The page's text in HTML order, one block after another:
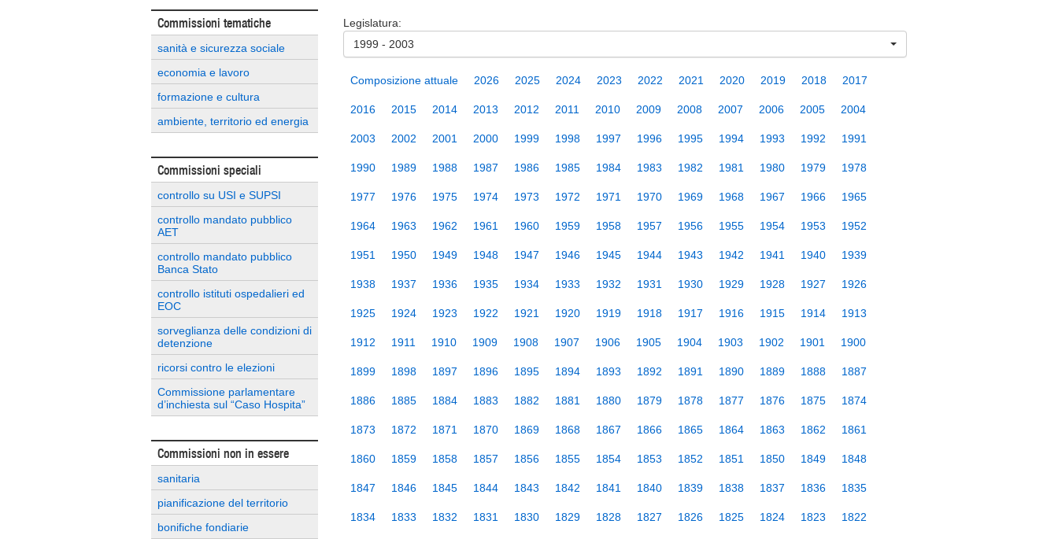
Commissioni tematiche
sanità e sicurezza sociale
economia e lavoro
formazione e cultura
ambiente, territorio ed energia
Commissioni speciali
controllo su USI e SUPSI
controllo mandato pubblico
AET
controllo mandato pubblico
Banca Stato
controllo istituti ospedalieri ed
EOC
sorveglianza delle condizioni di
detenzione
ricorsi contro le elezioni
Commissione parlamentare
d’inchiesta sul “Caso Hospita”
Commissioni non in essere
sanitaria
pianificazione del territorio
bonifiche fondiarie
Legislatura:
1999 - 2003
Composizione attuale 2026 2025 2024 2023 2022 2021 2020 2019 2018 2017
2016 2015 2014 2013 2012 2011 2010 2009 2008 2007 2006 2005 2004
2003 2002 2001 2000 1999 1998 1997 1996 1995 1994 1993 1992 1991
1990 1989 1988 1987 1986 1985 1984 1983 1982 1981 1980 1979 1978
1977 1976 1975 1974 1973 1972 1971 1970 1969 1968 1967 1966 1965
1964 1963 1962 1961 1960 1959 1958 1957 1956 1955 1954 1953 1952
1951 1950 1949 1948 1947 1946 1945 1944 1943 1942 1941 1940 1939
1938 1937 1936 1935 1934 1933 1932 1931 1930 1929 1928 1927 1926
1925 1924 1923 1922 1921 1920 1919 1918 1917 1916 1915 1914 1913
1912 1911 1910 1909 1908 1907 1906 1905 1904 1903 1902 1901 1900
1899 1898 1897 1896 1895 1894 1893 1892 1891 1890 1889 1888 1887
1886 1885 1884 1883 1882 1881 1880 1879 1878 1877 1876 1875 1874
1873 1872 1871 1870 1869 1868 1867 1866 1865 1864 1863 1862 1861
1860 1859 1858 1857 1856 1855 1854 1853 1852 1851 1850 1849 1848
1847 1846 1845 1844 1843 1842 1841 1840 1839 1838 1837 1836 1835
1834 1833 1832 1831 1830 1829 1828 1827 1826 1825 1824 1823 1822